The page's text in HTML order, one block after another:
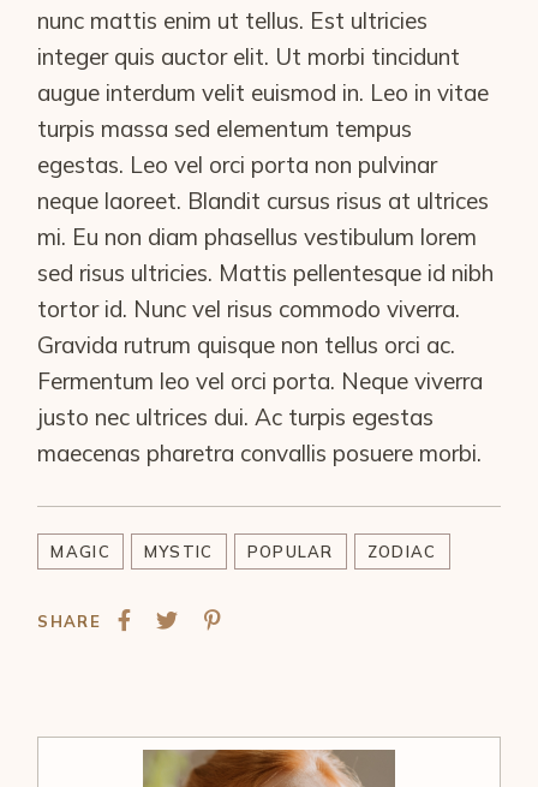
nunc mattis enim ut tellus. Est ultricies
integer quis auctor elit. Ut morbi tincidunt
augue interdum velit euismod in. Leo in vitae
turpis massa sed elementum tempus
egestas. Leo vel orci porta non pulvinar
neque laoreet. Blandit cursus risus at ultrices
mi. Eu non diam phasellus vestibulum lorem
sed risus ultricies. Mattis pellentesque id nibh
tortor id. Nunc vel risus commodo viverra.
Gravida rutrum quisque non tellus orci ac.
Fermentum leo vel orci porta. Neque viverra
justo nec ultrices dui. Ac turpis egestas
maecenas pharetra convallis posuere morbi.
MAGIC MYSTIC POPULAR ZODIAC
SHARE